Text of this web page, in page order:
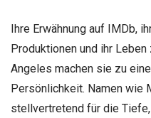
Ihre Erwähnung auf IMDb,
Produktionen und ihr
Angeles machen sie zu
Persönlichkeit. Namen wie
stellvertretend für die